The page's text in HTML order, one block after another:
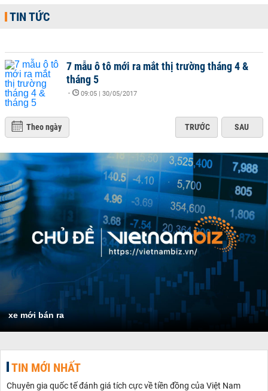
TIN TỨC
7 mẫu ô tô mới ra mắt thị trường tháng 4 &
tháng 5
- 09:05 | 30/05/2017
Theo ngày TRƯỚC SAU
xe mới bán ra
TIN MỚI NHẤT
Chuyên gia quốc tế đánh giá tích cực về tiền đồng của Việt Nam